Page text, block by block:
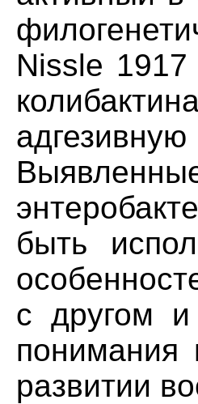
Nissle 1917
быть
с другом
понимания
развитии